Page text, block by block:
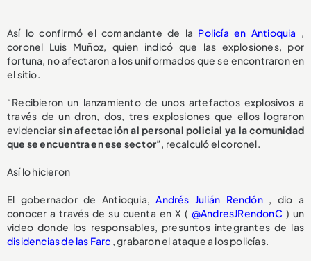
Así lo confirmó el comandante de la Policía en Antioquia ,
coronel Luis Muñoz, quien indicó que las explosiones, por
fortuna, no afectaron a los uniformados que se encontraron en
el sitio.
“Recibieron un lanzamiento de unos artefactos explosivos a
través de un dron, dos, tres explosiones que ellos lograron
evidenciarsin afectación al personal policial ya la comunidad
que se encuentra en ese sector”, recalculó el coronel.
Así lo hicieron
El gobernador de Antioquia,Andrés Julián Rendón, dio a
conocer a través de su cuenta en X ( @AndresJRendonC ) un
video donde los responsables, presuntos integrantes de las
disidencias de las Farc , grabaron el ataque a los policías.